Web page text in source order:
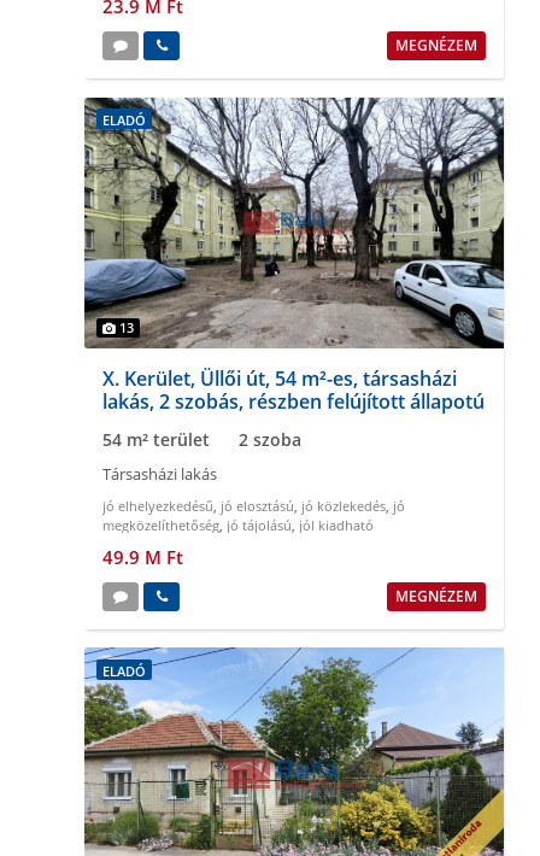
23.9 M Ft
MEGNÉZEM
ELADÓ
13
X. Kerület, Üllői út, 54 m²-es, társasházi
lakás, 2 szobás, részben felújított állapotú
54 m² terület 2 szoba
Társasházi lakás
jó elhelyezkedésű, jó elosztású, jó közlekedés, jó
megközelíthetőség, jó tájolású, jól kiadható
49.9 M Ft
MEGNÉZEM
ELADÓ